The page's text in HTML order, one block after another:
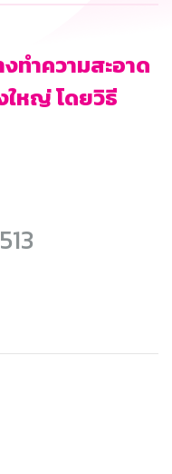
ทำความสะอาด
ใหญ่ โดยวิธี